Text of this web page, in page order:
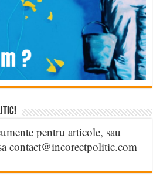
pentru articole, sau
contact@incorectpolitic.com